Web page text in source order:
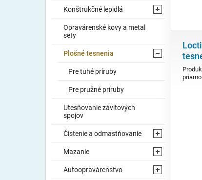
Konštrukčné lepidlá
Opravárenské kovy a metal
sety
Plošné tesnenia
Pre tuhé príruby
Pre pružné príruby
Utesňovanie závitových
spojov
Čistenie a odmastňovanie
Mazanie
Autoopravárenstvo